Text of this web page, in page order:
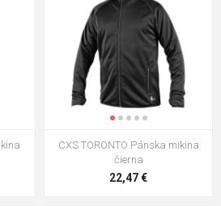
27,51 €
Unisex mikina královská
14,95 €
CXS TORONTO Pánska mikina
čierna
22,47 €